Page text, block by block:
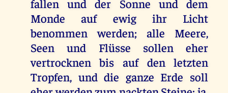
fallen und der Sonne und dem
Monde auf ewig ihr Licht
benommen werden; alle Meere,
Seen und Flüsse sollen eher
vertrocknen bis auf den letzten
Tropfen, und die ganze Erde soll